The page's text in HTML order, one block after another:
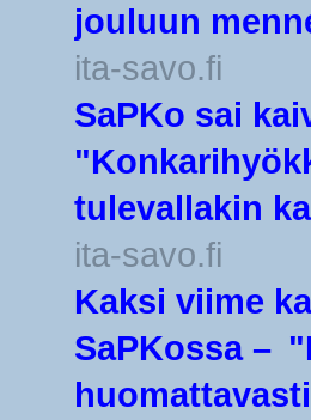
jouluun
ita-savo.fi
SaPKo sai
tulevallakin
ita-savo.fi
Kaksi viime
SaPKossa –